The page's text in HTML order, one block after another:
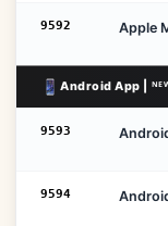
9592 Apple
Android App |
9593
9594